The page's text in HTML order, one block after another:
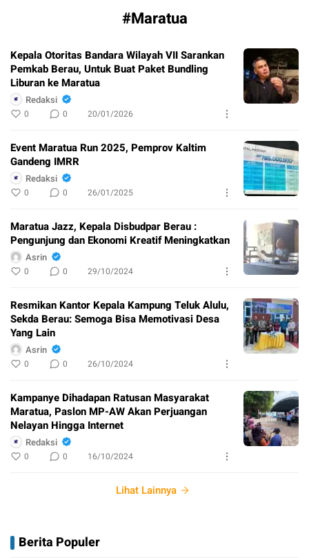
#Maratua
Kepala Otoritas Bandara Wilayah VII Sarankan
Pemkab Berau, Untuk Buat Paket Bundling
Liburan ke Maratua
Redaksi
0 0 20/01/2026
Event Maratua Run 2025, Pemprov Kaltim
Gandeng IMRR
Redaksi
0 0 26/01/2025
Maratua Jazz, Kepala Disbudpar Berau :
Pengunjung dan Ekonomi Kreatif Meningkatkan
Asrin
0 0 29/10/2024
Resmikan Kantor Kepala Kampung Teluk Alulu,
Sekda Berau: Semoga Bisa Memotivasi Desa
Yang Lain
Asrin
0 0 26/10/2024
Kampanye Dihadapan Ratusan Masyarakat
Maratua, Paslon MP-AW Akan Perjuangan
Nelayan Hingga Internet
Redaksi
0 0 16/10/2024
Lihat Lainnya
Berita Populer